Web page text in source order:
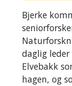
Bjerke
daglig
Elvebakk
hagen, og